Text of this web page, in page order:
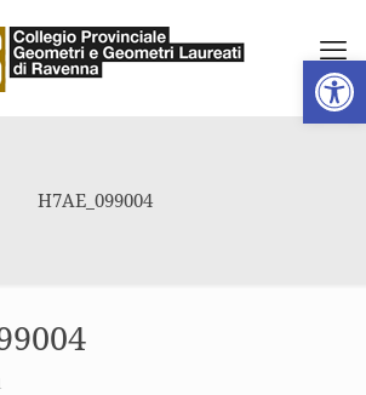
Apri
H7AE_099004